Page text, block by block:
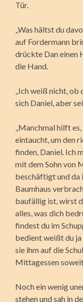
Tür.
„Was hältst du
auf Fordermann
drückte Dan einen
die Hand.
„Ich weiß nicht,
sich Daniel, aber
„Manchmal hilft
eintaucht, um den
finden, Daniel. Ich
mit dem Sohn von
beschäftigt und da
Baumhaus
baufällig ist, wirst
alles, was dich
findest du im
bedient weißt du ja
sie ihm auf die
Mittagessen
Noch ein wenig
stehen und sah in